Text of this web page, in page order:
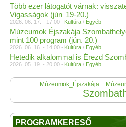
Több ezer látogatót várnak:
Vigasságok (jún. 19-20.)
2026. 06. 17. - 17:00 - Kultúra / Egyéb
Múzeumok Éjszakája
mint 100 program (jún. 20.)
2026. 06. 16. - 14:00 - Kultúra / Egyéb
Hetedik alkalommal is Érezd
2026. 05. 19. - 20:00 - Kultúra / Egyéb
Múzeumok_Éjszakája
PROGRAMKERESŐ